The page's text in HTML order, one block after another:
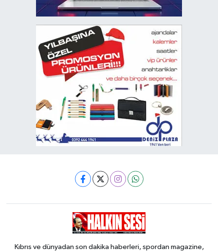
Kıbrıs ve dünyadan son dakika haberleri, spordan magazine,